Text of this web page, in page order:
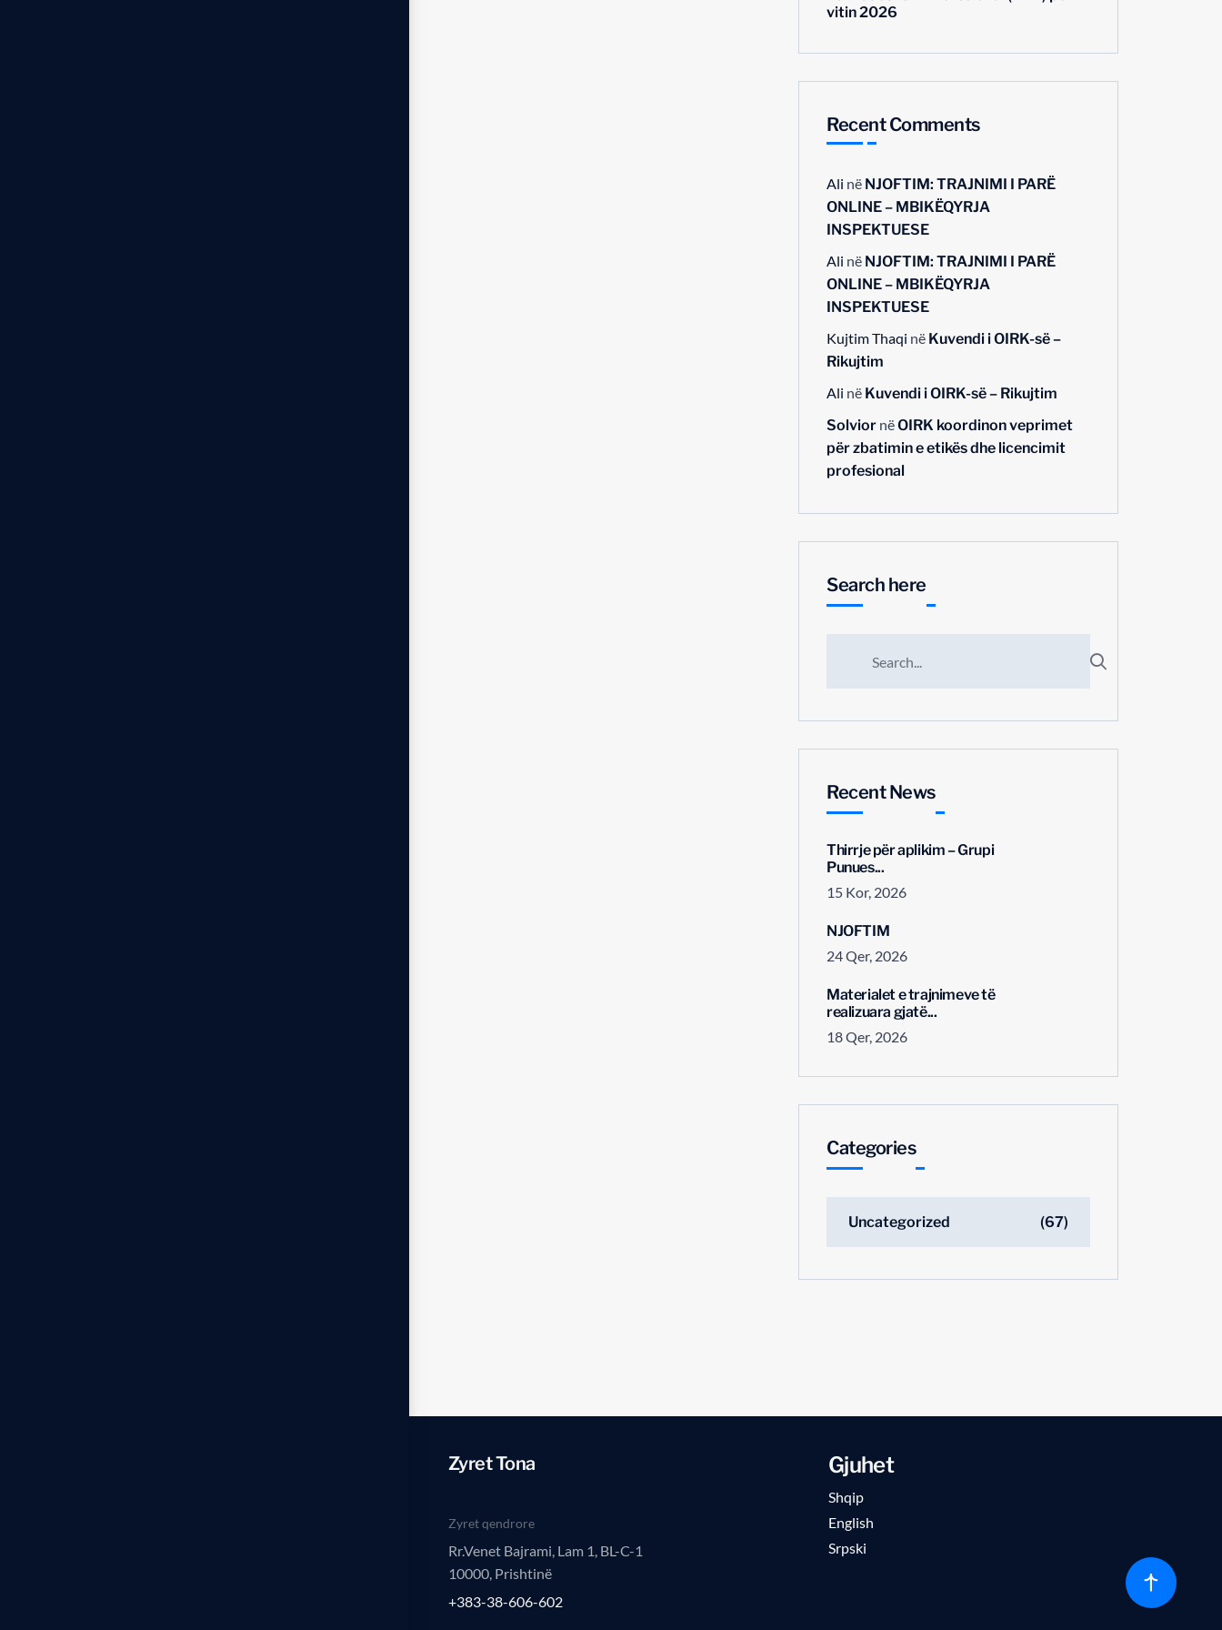
vitin 2026
Recent Comments
Ali në NJOFTIM: TRAJNIMI I PARË
ONLINE – MBIKËQYRJA
INSPEKTUESE
Ali në NJOFTIM: TRAJNIMI I PARË
ONLINE – MBIKËQYRJA
INSPEKTUESE
Kujtim Thaqi në Kuvendi i OIRK-së –
Rikujtim
Ali në Kuvendi i OIRK-së – Rikujtim
Solvior nëOIRK koordinon veprimet
për zbatimin e etikës dhe licencimit
profesional
Search here
Recent News
Thirrje për aplikim – Grupi
Punues...
15 Kor, 2026
NJOFTIM
24 Qer, 2026
Materialet e trajnimeve të
realizuara gjatë...
18 Qer, 2026
Categories
Uncategorized (67)
Zyret Tona
Zyret qendrore
Rr.Venet Bajrami, Lam 1, BL-C-1
10000, Prishtinë
+383-38-606-602
Gjuhet
Shqip
English
Srpski